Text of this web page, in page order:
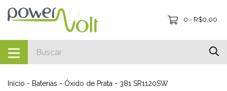
0 - R$0,00
Início - Baterias - Óxido de Prata - 381 SR1120SW